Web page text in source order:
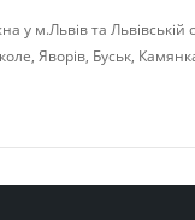
у м.Львів та
Яворів, Буськ,